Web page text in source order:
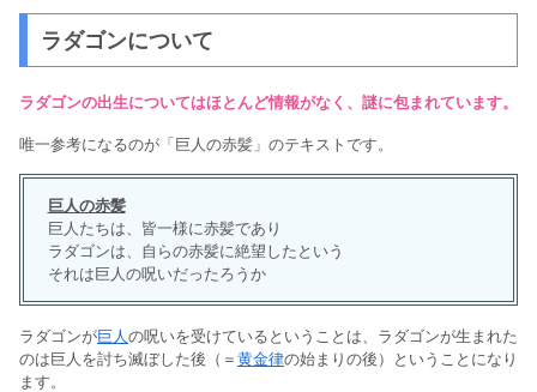
ラダゴンについて
ラダゴンの出生についてはほとんど情報がなく、謎に包まれています。
唯一参考になるのが「巨人の赤髪」のテキストです。
巨人の赤髪
巨人たちは、皆一様に赤髪であり
ラダゴンは、自らの赤髪に絶望したという
それは巨人の呪いだったろうか
ラダゴンが巨人 の呪いを受けているということは、ラダゴンが生まれた
のは巨人を討ち滅ぼした後（＝ 黄金律の始まりの後）ということになり
ます。